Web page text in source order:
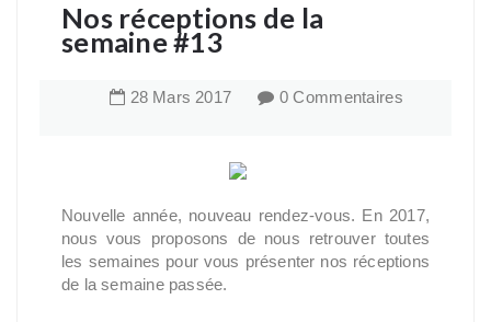
Nos réceptions de la
semaine #13
28 Mars 2017 0 Commentaires
Nouvelle année, nouveau rendez-vous. En 2017,
nous vous proposons de nous retrouver toutes
les semaines pour vous présenter nos réceptions
de la semaine passée.